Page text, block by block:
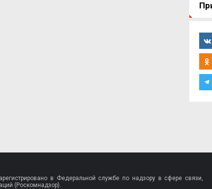
в Федеральной службе по надзору в сфере связи,
(Роскомнадзор).